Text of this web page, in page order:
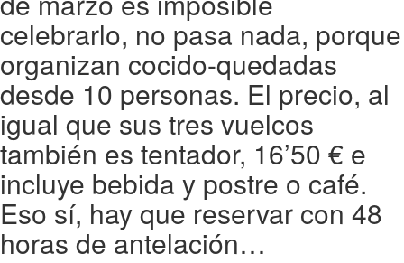
celebrarlo, no pasa nada, porque
organizan cocido-quedadas
desde 10 personas. El precio, al
igual que sus tres vuelcos
también es tentador, 16’50 € e
incluye bebida y postre o café.
Eso sí, hay que reservar con 48
horas de antelación…